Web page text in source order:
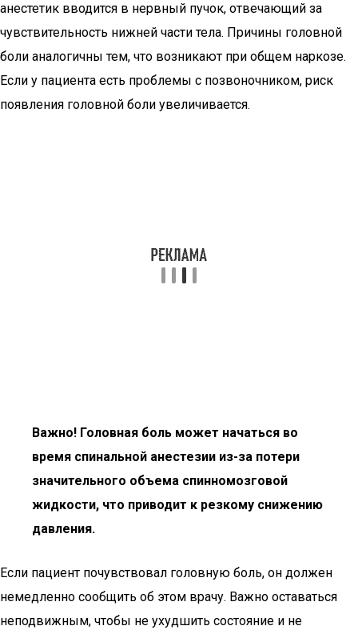
анестетик вводится в нервный пучок, отвечающий за
чувствительность нижней части тела. Причины головной
боли аналогичны тем, что возникают при общем наркозе.
Если у пациента есть проблемы с позвоночником, риск
появления головной боли увеличивается.
Важно! Головная боль может начаться во
время спинальной анестезии из-за потери
значительного объема спинномозговой
жидкости, что приводит к резкому снижению
давления.
Если пациент почувствовал головную боль, он должен
немедленно сообщить об этом врачу. Важно оставаться
неподвижным, чтобы не ухудшить состояние и не